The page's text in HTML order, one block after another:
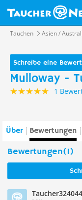
Tauchen Asien /
Schreibe eine
Mulloway -
1
Über Bewertungen
Bewertungen(1)
Taucher324044